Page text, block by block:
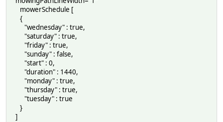
mowerSchedule [
{
"wednesday" : true,
"saturday" : true,
"friday" : true,
"sunday" : false,
"start" : 0,
"duration" : 1440,
"monday" : true,
"thursday" : true,
"tuesday" : true
}
]